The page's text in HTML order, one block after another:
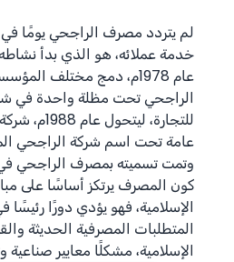
لم يتردد مصرف الراجحي يومًا
عام 1978م، دمج مختلف
الراجحي تحت مظلة واحدة في
للتجارة،
عامة تحت اسم شركة الراجحي
كون المصرف يرتكز أساسًا على
الإسلامية، فهو يؤدي دورًا
المتطلبات المصرفية الحديثة
الإسلامية، مشكلًا معايير صناعية